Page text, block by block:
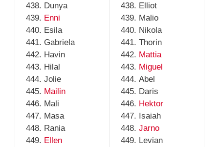
Dunya
Enni
Esila
Gabriela
Havin
Hilal
Jolie
Mailin
Mali
Masa
Rania
Ellen
Elliot
Malio
Nikola
Thorin
Mattia
Miguel
Abel
Daris
Hektor
Isaiah
Jarno
Levian